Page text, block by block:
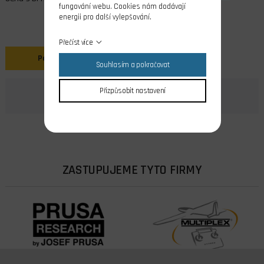
Popis
ZASTUPUJEME TYTO FIRMY
fungování webu. Cookies nám dodávají
energii pro další vylepšování.
Přečíst více
Souhlasím a pokračovat
Přizpůsobit nastavení